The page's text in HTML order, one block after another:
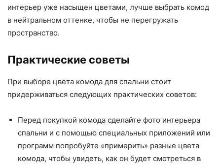
интерьер уже насыщен цветами, лучше выбрать комод
в нейтральном оттенке, чтобы не перегружать
пространство.
Практические советы
При выборе цвета комода для спальни стоит
придерживаться следующих практических советов:
Перед покупкой комода сделайте фото интерьера
спальни и с помощью специальных приложений или
программ попробуйте «примерить» разные цвета
комода, чтобы увидеть, как он будет смотреться в